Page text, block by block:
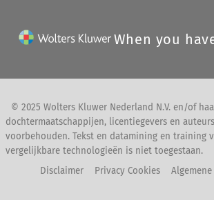
When you
© 2025 Wolters Kluwer Nederland N.V. en/of
dochtermaatschappijen, licentiegevers en
voorbehouden. Tekst en datamining en training
vergelijkbare technologieën is niet toegestaan.
Disclaimer
Privacy Cookies